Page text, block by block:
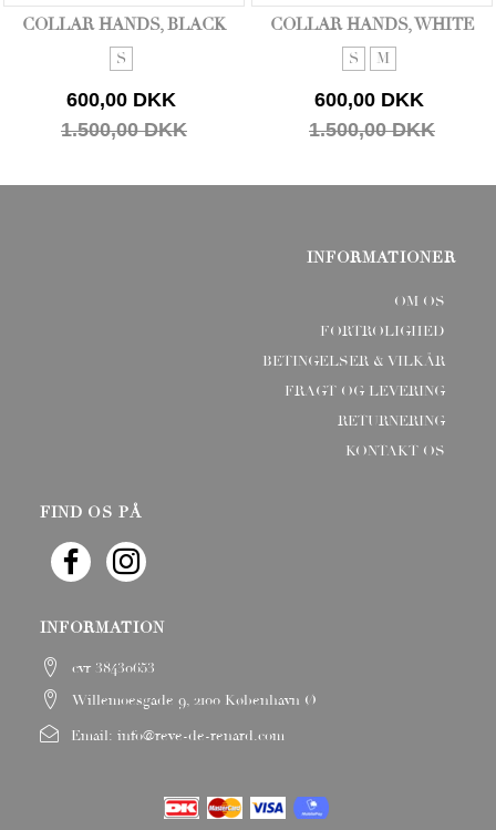
COLLAR HANDS, BLACK
S
600,00 DKK
1.500,00 DKK
COLLAR HANDS, WHITE
S M
600,00 DKK
1.500,00 DKK
INFORMATIONER
OM OS
FORTROLIGHED
BETINGELSER & VILKÅR
FRAGT OG LEVERING
RETURNERING
KONTAKT OS
FIND OS PÅ
INFORMATION
cvr 38430653
Willemoesgade 9, 2100 København Ø
Email: info@reve-de-renard.com